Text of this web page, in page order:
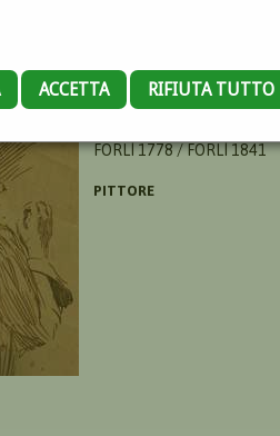
ACCETTA RIFIUTA TUTTO
FORLÌ 1778 / FORLÌ 1841
PITTORE